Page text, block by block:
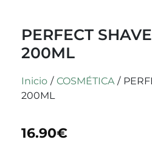
PERFECT
200ML
Inicio / COSMÉTICA /
200ML
16.90€